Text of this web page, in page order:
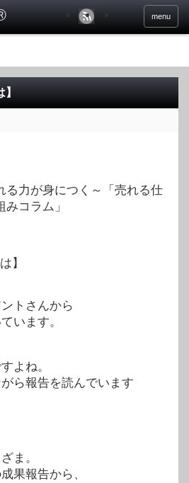
menu
】
トさんから
います。
よね。
ら報告を読んでいます
ま。
果報告から、